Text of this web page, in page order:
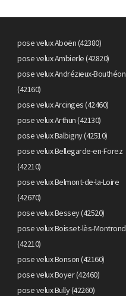
pose velux Aboën (42380)
pose velux Ambierle (42820)
pose velux Andrézieux-Bouthéon
(42160)
pose velux Arcinges (42460)
pose velux Arthun (42130)
pose velux Balbigny (42510)
pose velux Bellegarde-en-Forez
(42210)
pose velux Belmont-de-la-Loire
(42670)
pose velux Bessey (42520)
pose velux Boisset-lès-Montrond
(42210)
pose velux Bonson (42160)
pose velux Boyer (42460)
pose velux Bully (42260)